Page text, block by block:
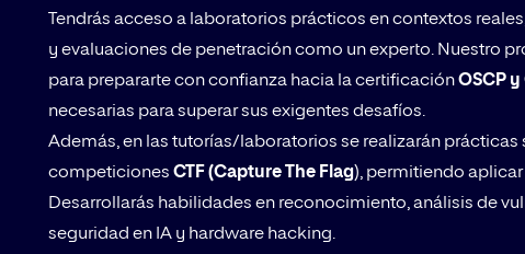
Tendrás acceso a laboratorios prácticos en contextos
y evaluaciones de penetración como un experto. Nuestro
para prepararte con confianza hacia la certificaciónOSCP y
necesarias para superar sus exigentes desafíos.
Además, en las tutorías/laboratorios se realizarán
competiciones CTF (Capture The Flag), permitiendo
Desarrollarás habilidades en reconocimiento, análisis de
seguridad en IA y hardware hacking.